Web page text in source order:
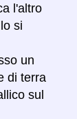
l'altro
si
un
di terra
sul